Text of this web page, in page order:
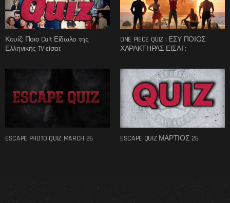
Κουίζ: Ποιο Cult Είδωλο της
Ελληνικής TV είσαι;
ONE PIECE QUIZ : ΕΣΥ ΠΟΙΟΣ
ΧΑΡΑΚΤΗΡΑΣ ΕΙΣΑΙ ;
ESCAPE PHOTO QUIZ MARCH 26 ESCAPE QUIZ ΜΑΡΤΙΟΣ 26